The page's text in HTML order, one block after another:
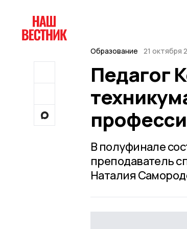
Образование 21 октября
Педагог
В полуфинале
преподаватель
Наталия